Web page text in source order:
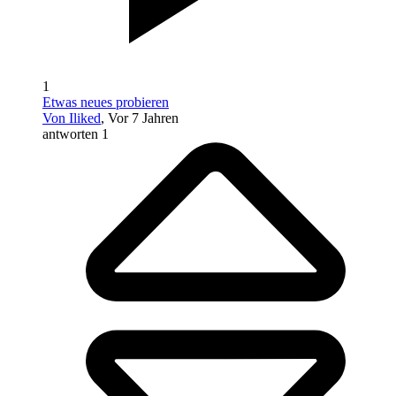
1
Etwas neues probieren
Von Iliked, Vor 7 Jahren
antworten 1